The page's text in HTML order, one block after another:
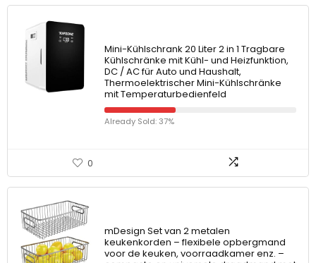
Mini-Kühlschrank 20 Liter 2 in 1 Tragbare
Kühlschränke mit Kühl- und Heizfunktion,
DC / AC für Auto und Haushalt,
Thermoelektrischer Mini-Kühlschränke
mit Temperaturbedienfeld
Already Sold: 37%
0
mDesign Set van 2 metalen
keukenkorden – flexibele opbergmand
voor de keuken, voorraadkamer enz. –